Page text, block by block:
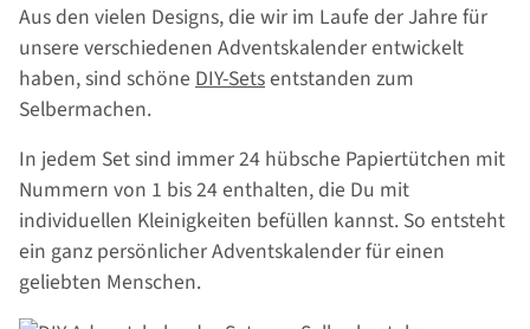
Aus den vielen Designs, die wir im Laufe der Jahre für
unsere verschiedenen Adventskalender entwickelt
haben, sind schöne DIY-Setsentstanden zum
Selbermachen.
In jedem Set sind immer 24 hübsche Papiertütchen mit
Nummern von 1 bis 24 enthalten, die Du mit
individuellen Kleinigkeiten befüllen kannst. So entsteht
ein ganz persönlicher Adventskalender für einen
geliebten Menschen.